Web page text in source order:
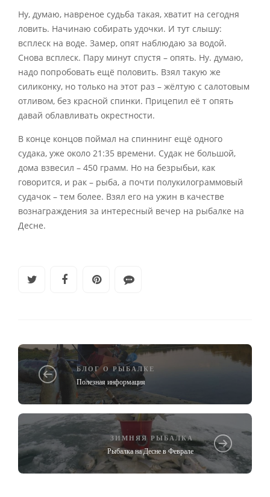
Ну, думаю, навреное судьба такая, хватит на сегодня
ловить. Начинаю собирать удочки. И тут слышу:
всплеск на воде. Замер, опят наблюдаю за водой.
Снова всплеск. Пару минут спустя – опять. Ну. думаю,
надо попробовать ещё половить. Взял такую же
силиконку, но только на этот раз – жёлтую с салотовым
отливом, без красной спинки. Прицепил её т опять
давай облавливать окрестности.
В конце концов поймал на спиннинг ещё одного
судака, уже около 21:35 времени. Судак не большой,
дома взвесил – 450 грамм. Но на безрыбьи, как
говорится, и рак – рыба, а почти полукилограммовый
судачок – тем более. Взял его на ужин в качестве
вознаграждения за интересный вечер на рыбалке на
Десне.
БЛОГ О РЫБАЛКЕ
Полезная информация
ЗИМНЯЯ РЫБАЛКА
Рыбалка на Десне в Феврале